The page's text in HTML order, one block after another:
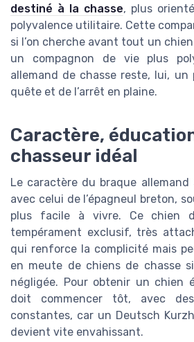
destiné à la chasse, plus
polyvalence utilitaire. Cette
si l’on cherche avant tout un
un compagnon de vie plus
allemand de chasse reste, lui, un
quête et de l’arrêt en plaine.
Caractère,
chasseur idéal
Le caractère du braque
avec celui de l’épagneul breton,
plus facile à vivre. Ce chien
tempérament exclusif, très
qui renforce la complicité mais
en meute de chiens de chasse
négligée. Pour obtenir un chien
doit commencer tôt, avec
constantes, car un Deutsch
devient vite envahissant.